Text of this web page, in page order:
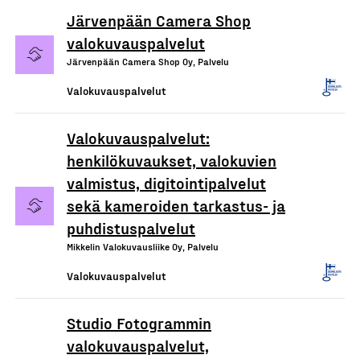
Järvenpään Camera Shop
valokuvauspalvelut
Järvenpään Camera Shop Oy, Palvelu
Valokuvauspalvelut
Valokuvauspalvelut:
henkilökuvaukset, valokuvien
valmistus, digitointipalvelut
sekä kameroiden tarkastus- ja
puhdistuspalvelut
Mikkelin Valokuvausliike Oy, Palvelu
Valokuvauspalvelut
Studio Fotogrammin
valokuvauspalvelut,